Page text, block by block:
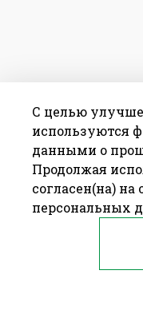
С целью
используются
данными о
Продолжая
согласен(на)
персональных